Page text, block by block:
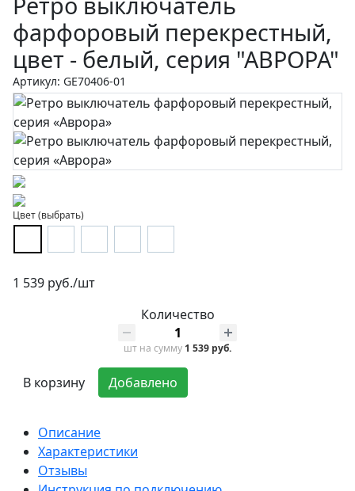
фарфоровый перекрестный,
цвет - белый, серия "АВРОРА"
Артикул: GE70406-01
Цвет (выбрать)
1 539 руб./шт
Количество
шт на сумму 1 539 руб.
В корзину Добавлено
Описание
Характеристики
Отзывы